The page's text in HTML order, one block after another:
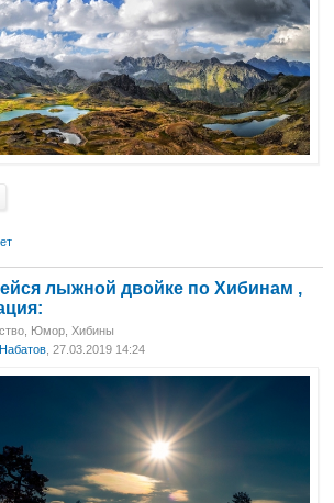
лыжной двойке по Хибинам ,
Юмор Хибины
, 27.03.2019 14:24